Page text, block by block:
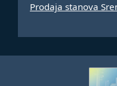
Prodaja stanova